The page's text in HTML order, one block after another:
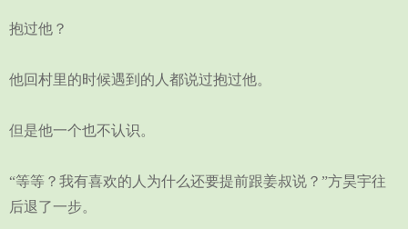
抱过他？
他回村里的时候遇到的人都说过抱过他。
但是他一个也不认识。
“等等？我有喜欢的人为什么还要提前跟姜叔说？”方昊宇往
后退了一步。